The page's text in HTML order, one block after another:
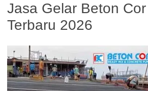
Jasa Gelar Beton
Terbaru 2026